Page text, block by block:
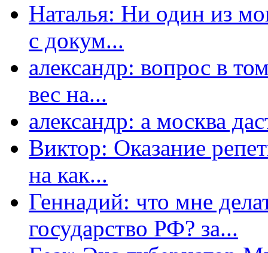
Наталья: Ни один из
с докум...
александр: вопрос в
вес на...
александр: а москва
Виктор: Оказание
на как...
Геннадий: что мне
государство РФ? за...